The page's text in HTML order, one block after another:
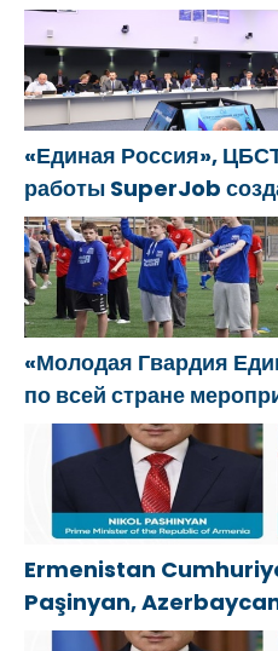
SuperJob, Sovyet
istihdamı için
platformu
«Единая Россия»,
работы SuperJob
специализированную
трудоустройства
«Молодая Гвардия
по всей стране
физкультурника
Ermenistan
Paşinyan,
Cumhurbaşkanı